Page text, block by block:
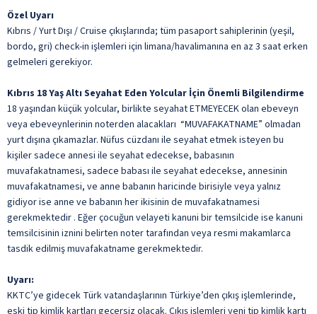
Özel Uyarı
Kıbrıs / Yurt Dışı / Cruise çıkışlarında; tüm pasaport sahiplerinin (yeşil,
bordo, gri) check-in işlemleri için limana/havalimanına en az 3 saat erken
gelmeleri gerekiyor.
Kıbrıs 18 Yaş Altı Seyahat Eden Yolcular İçin Önemli Bilgilendirme
18 yaşından küçük yolcular, birlikte seyahat ETMEYECEK olan ebeveyn
veya ebeveynlerinin noterden alacakları “MUVAFAKATNAME” olmadan
yurt dışına çıkamazlar. Nüfus cüzdanı ile seyahat etmek isteyen bu
kişiler sadece annesi ile seyahat edecekse, babasının
muvafakatnamesi, sadece babası ile seyahat edecekse, annesinin
muvafakatnamesi, ve anne babanın haricinde birisiyle veya yalnız
gidiyor ise anne ve babanın her ikisinin de muvafakatnamesi
gerekmektedir . Eğer çocuğun velayeti kanuni bir temsilcide ise kanuni
temsilcisinin iznini belirten noter tarafından veya resmi makamlarca
tasdik edilmiş muvafakatname gerekmektedir.
Uyarı:
KKTC’ye gidecek Türk vatandaşlarının Türkiye’den çıkış işlemlerinde,